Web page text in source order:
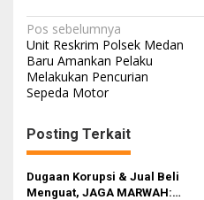
N
a
v
g
a
s
Pos sebelumnya
Unit Reskrim Polsek Medan
Baru Amankan Pelaku
Melakukan Pencurian
Sepeda Motor
Posting Terkait
Dugaan Korupsi & Jual Beli
Menguat, JAGA MARWAH: